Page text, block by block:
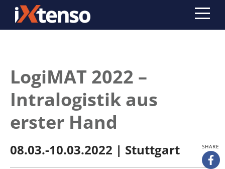
LogiMAT 2022 –
Intralogistik aus
erster Hand
08.03.-10.03.2022 | Stuttgart